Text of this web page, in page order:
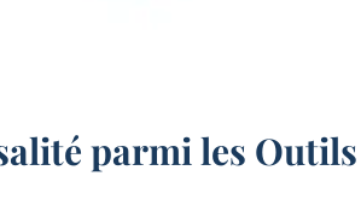
parmi les Outils